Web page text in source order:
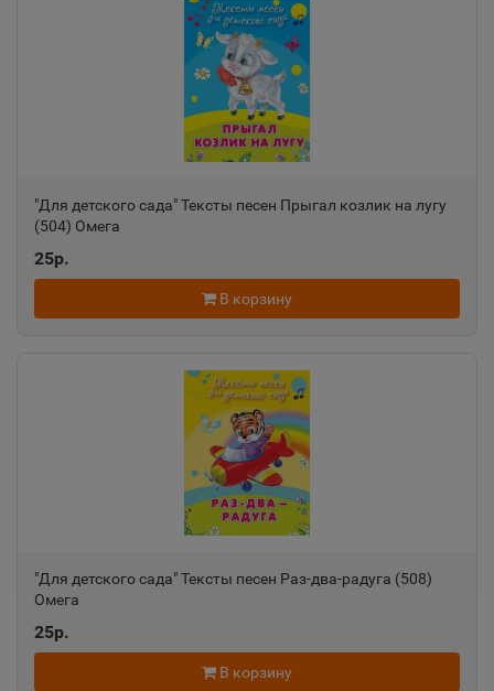
"Для детского сада" Тексты песен Прыгал козлик на лугу
(504) Омега
25р.
В корзину
"Для детского сада" Тексты песен Раз-два-радуга (508)
Омега
25р.
В корзину